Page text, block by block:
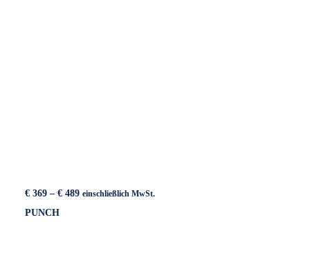
€ 369 – € 489Preisspanne:
einschließlich MwSt.
PUNCH